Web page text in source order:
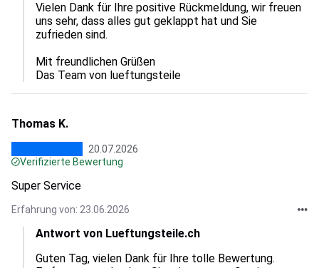
Vielen Dank für Ihre positive Rückmeldung, wir freuen
uns sehr, dass alles gut geklappt hat und Sie
zufrieden sind.
Mit freundlichen Grüßen
Das Team von lueftungsteile
Thomas K.
20.07.2026
Verifizierte Bewertung
Super Service
Erfahrung von: 23.06.2026
Antwort von Lueftungsteile.ch
Guten Tag, vielen Dank für Ihre tolle Bewertung.